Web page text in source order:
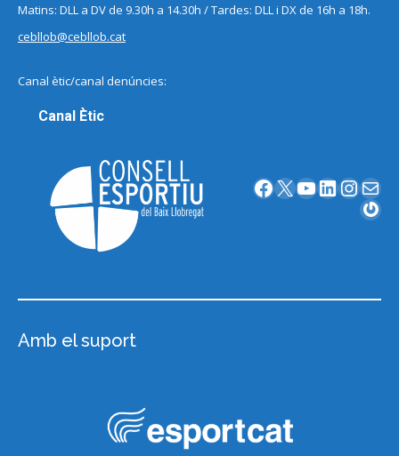
Matins: DLL a DV de 9.30h a 14.30h / Tardes: DLL i DX de 16h a 18h.
cebllob@cebllob.cat
Canal ètic/canal denúncies:
Canal Ètic
Facebook X YouTube LinkedIn InstagramCorreu electrònic
Gravatar
Amb el suport